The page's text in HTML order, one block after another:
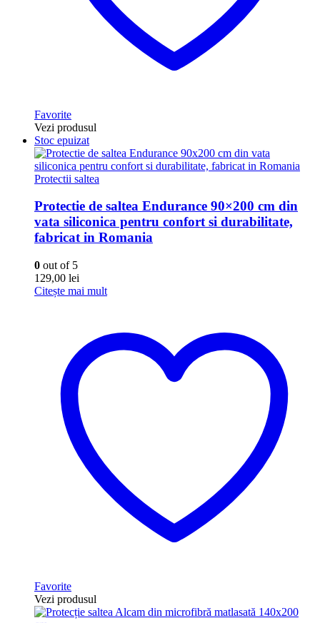
Favorite
Vezi produsul
Stoc epuizat
Protectii saltea
Protectie de saltea Endurance 90×200 cm din
vata siliconica pentru confort si durabilitate,
fabricat in Romania
0 out of 5
129,00 lei
Citește mai mult
Favorite
Vezi produsul